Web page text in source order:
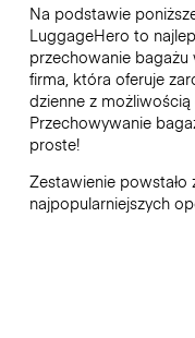
Na podstawie
LuggageHero to
przechowanie bagażu
firma, która oferuje
dzienne z
Przechowywanie
proste!
Zestawienie powstało
najpopularniejszych